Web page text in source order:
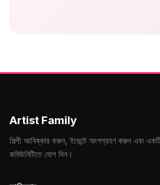
Artist Family
শিল্পী আবিষ্কার করুন, ইভেন্টে অংশগ্রহণ করুন এবং
কমিউনিটিতে যোগ দিন।